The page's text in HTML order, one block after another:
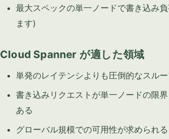
最大スペックの単一ノードで書き込み
ます)
Cloud Spanner が適した領域
単発のレイテンシよりも圧倒的なスル
書き込みリクエストが単一ノードの限
ある
グローバル規模での可用性が求められ